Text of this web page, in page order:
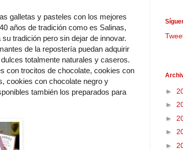
galletas y pasteles con los mejores
años de tradición como es Salinas,
tradición pero sin dejar de innovar.
de la repostería puedan adquirir
totalmente naturales y caseros.
con trocitos de chocolate, cookies con
cookies con chocolate negro y
también los preparados para
►
►
►
►
►